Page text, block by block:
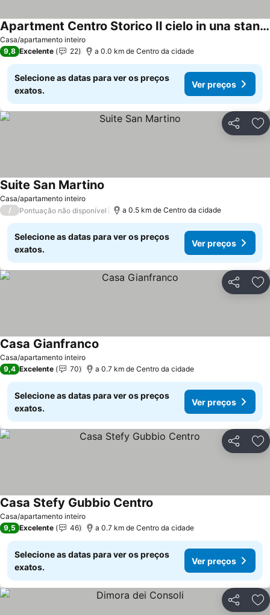
Casa/apartamento inteiro
Apartment Centro Storico Il cielo in una stanza
9,8 Excelente 22 a 0.0 km de Centro da cidade
Selecione as datas para ver os preços
exatos.
Ver preços
Partilhar
Casa/apartamento inteiro
Suite San Martino
/ Pontuação não disponível a 0.5 km de Centro da cidade
Selecione as datas para ver os preços
exatos.
Ver preços
Partilhar
Casa/apartamento inteiro
Casa Gianfranco
9,4 Excelente 70 a 0.7 km de Centro da cidade
Selecione as datas para ver os preços
exatos.
Ver preços
Partilhar
Casa/apartamento inteiro
Casa Stefy Gubbio Centro
9,5 Excelente 46 a 0.7 km de Centro da cidade
Selecione as datas para ver os preços
exatos.
Ver preços
Partilhar